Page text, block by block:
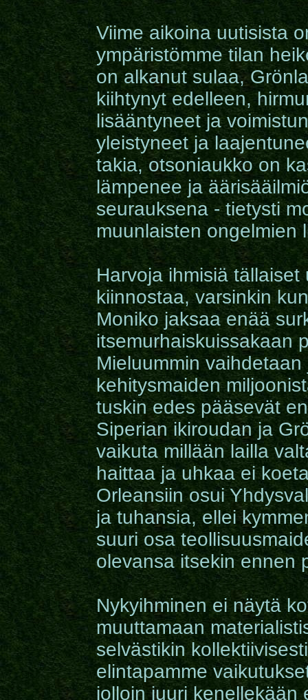
Viime aikoina uutisista
ympäristömme tilan
on alkanut sulaa,
kiihtynyt edelleen,
lisääntyneet ja
yleistyneet ja
takia, otsoniaukko on
lämpenee ja
seurauksena - tietysti
muunlaisten ongelmien
Harvoja ihmisiä
kiinnostaa, varsinkin
Moniko jaksaa enää
itsemurhaiskuissakaan
Mieluummin
kehitysmaiden
tuskin edes pääsevät
Siperian ikiroudan ja
vaikuta millään lailla
haittaa ja uhkaa ei
Orleansiin osui
ja tuhansia, ellei
suuri osa
olevansa itsekin ennen
Nykyihminen ei näytä
muuttamaan
selvästikin
elintapamme
jolloin juuri kenellekään